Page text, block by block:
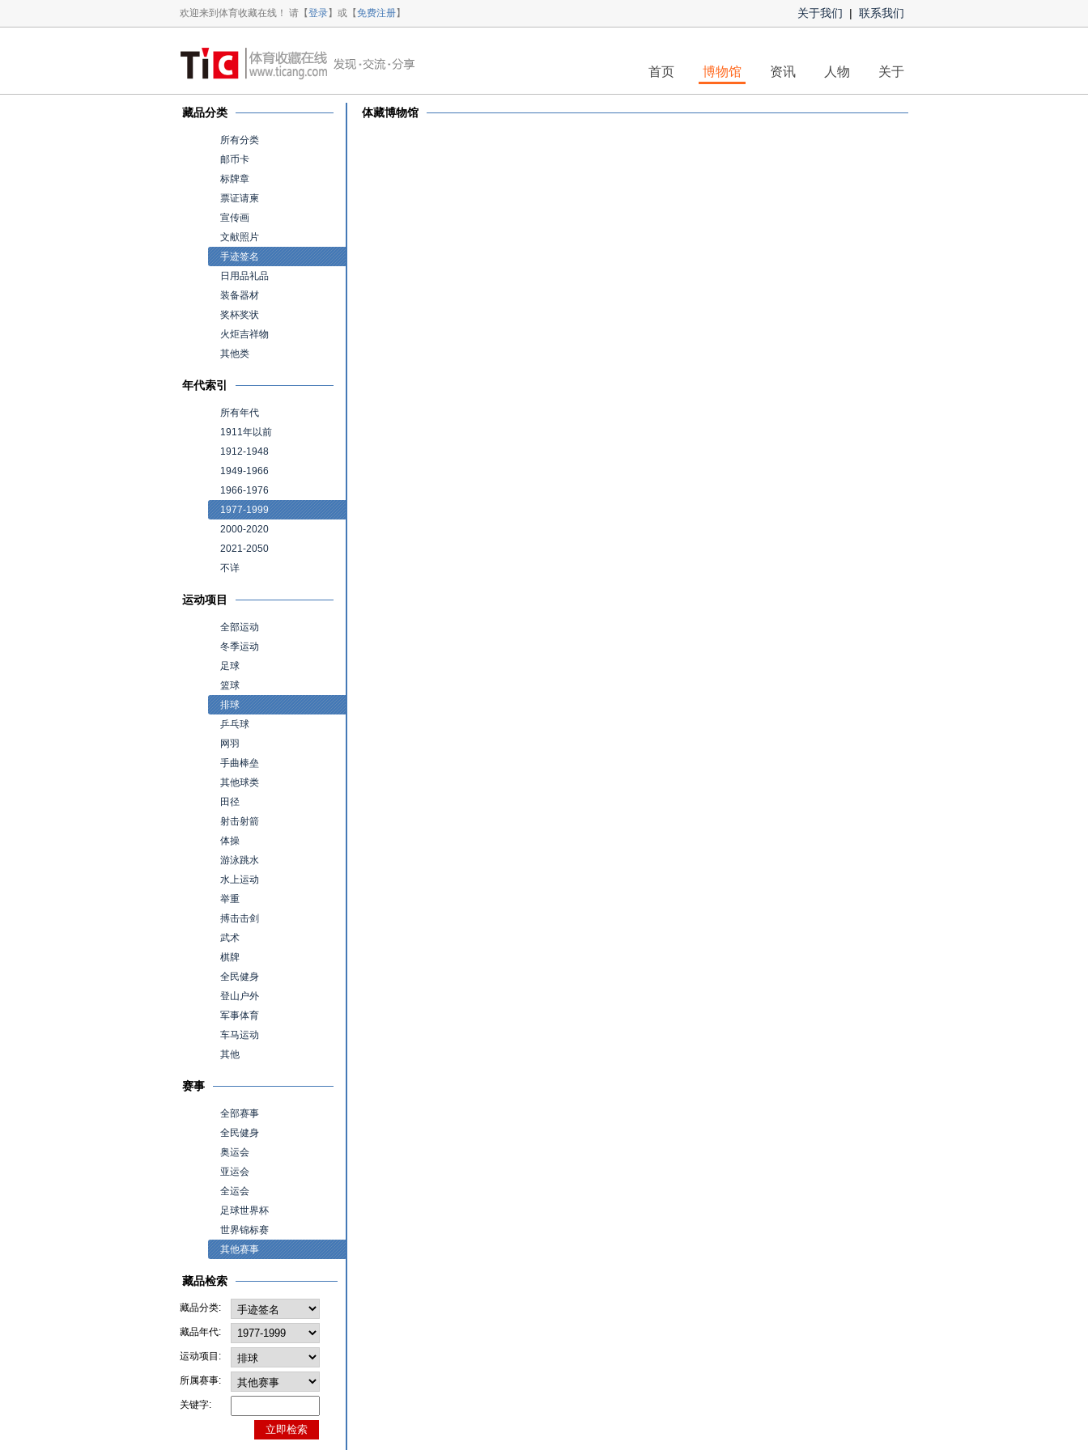
欢迎来到体育收藏在线！ 请【登录】或【免费注册】 关于我们 | 联系我们
首页 博物馆 资讯 人物 关于
藏品分类
所有分类
邮币卡
标牌章
票证请柬
宣传画
文献照片
手迹签名
日用品礼品
装备器材
奖杯奖状
火炬吉祥物
其他类
年代索引
所有年代
1911年以前
1912-1948
1949-1966
1966-1976
1977-1999
2000-2020
2021-2050
不详
运动项目
全部运动
冬季运动
足球
篮球
排球
乒乓球
网羽
手曲棒垒
其他球类
田径
射击射箭
体操
游泳跳水
水上运动
举重
搏击击剑
武术
棋牌
全民健身
登山户外
军事体育
车马运动
其他
赛事
全部赛事
全民健身
奥运会
亚运会
全运会
足球世界杯
世界锦标赛
其他赛事
藏品检索
藏品分类:
藏品年代:
运动项目:
所属赛事:
关键字:
体藏博物馆